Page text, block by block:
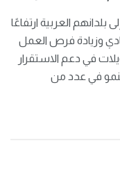
العربية ارتفاعًا
وزيادة فرص العمل
في دعم الاستقرار
في عدد من